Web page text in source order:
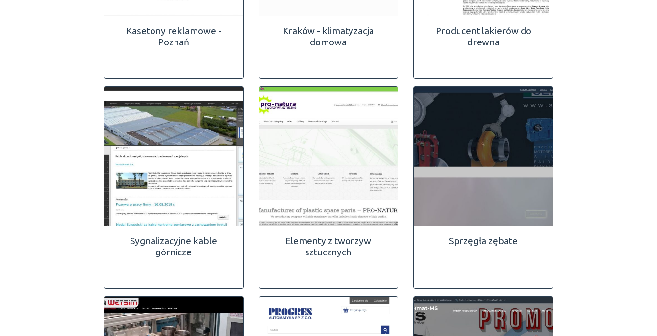
Kasetony reklamowe -
Poznań
Kraków - klimatyzacja
domowa
Producent lakierów do
drewna
Sygnalizacyjne kable
górnicze
Elementy z tworzyw
sztucznych
Sprzęgła zębate